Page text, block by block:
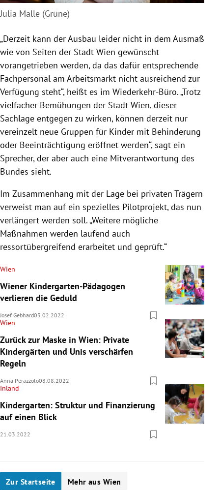
Julia Malle (Grüne)
„Derzeit kann der Ausbau leider nicht in dem Ausmaß
wie von Seiten der Stadt Wien gewünscht
vorangetrieben werden, da das dafür entsprechende
Fachpersonal am Arbeitsmarkt nicht ausreichend zur
Verfügung steht“, heißt es im Wiederkehr-Büro. „Trotz
vielfacher Bemühungen der Stadt Wien, dieser
Sachlage entgegen zu wirken, können derzeit nur
vereinzelt neue Gruppen für Kinder mit Behinderung
oder Beeinträchtigung eröffnet werden“, sagt ein
Sprecher, der aber auch eine Mitverantwortung des
Bundes sieht.
Im Zusammenhang mit der Lage bei privaten Trägern
verweist man auf ein spezielles Pilotprojekt, das nun
verlängert werden soll. „Weitere mögliche
Maßnahmen werden laufend auch
ressortübergreifend erarbeitet und geprüft.“
Wien
Wiener Kindergarten-Pädagogen
verlieren die Geduld
Josef Gebhard03.02.2022
Wien
Zurück zur Maske in Wien: Private
Kindergärten und Unis verschärfen
Regeln
Anna Perazzolo08.08.2022
Inland
Kindergarten: Struktur und Finanzierung
auf einen Blick
21.03.2022
Zur Startseite Mehr aus Wien